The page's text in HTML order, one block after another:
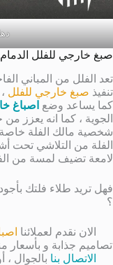
صبغ خارجي للفلل الدمام
تعد الفلل من المباني
تنفيذ صبغ خارجي للفلل
كما يساعد وضع اصباغ
الجوية ، كما انه يعزز
شخصية مالك الفلة خاصة
الفلة من التلاشي تحت
لامعة تضيف لمسة من
فهل تريد طلاء فلتك
؟
الان نقدم لعملائنا
تصاميم جذابة و بأسعار
الاتصال بنا بالجوال ،